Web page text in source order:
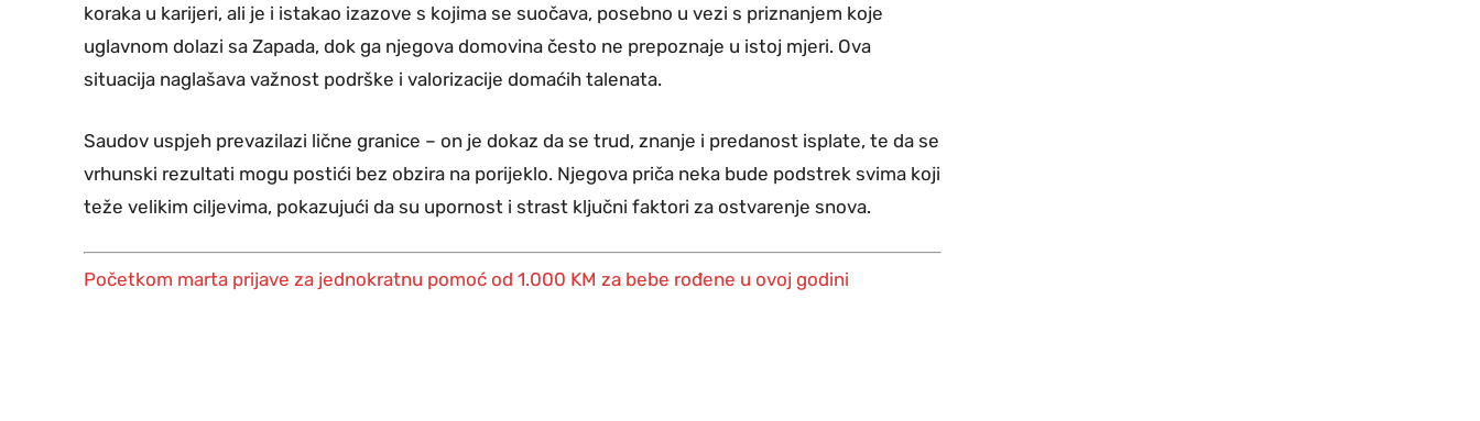
koraka u karijeri, ali je i istakao izazove s kojima se suočava, posebno u vezi s priznanjem koje
uglavnom dolazi sa Zapada, dok ga njegova domovina često ne prepoznaje u istoj mjeri. Ova
situacija naglašava važnost podrške i valorizacije domaćih talenata.
Saudov uspjeh prevazilazi lične granice – on je dokaz da se trud, znanje i predanost isplate, te da se
vrhunski rezultati mogu postići bez obzira na porijeklo. Njegova priča neka bude podstrek svima koji
teže velikim ciljevima, pokazujući da su upornost i strast ključni faktori za ostvarenje snova.
Početkom marta prijave za jednokratnu pomoć od 1.000 KM za bebe rođene u ovoj godini